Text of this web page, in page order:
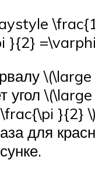
}{2}
угол \(\large
}{2}
для